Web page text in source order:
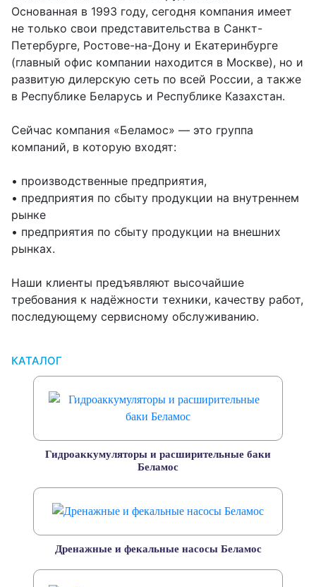
Основанная в 1993 году, сегодня компания имеет
не только свои представительства в Санкт-
Петербурге, Ростове-на-Дону и Екатеринбурге
(главный офис компании находится в Москве), но и
развитую дилерскую сеть по всей России, а также
в Республике Беларусь и Республике Казахстан.
Сейчас компания «Беламос» — это группа
компаний, в которую входят:
• производственные предприятия,
• предприятия по сбыту продукции на внутреннем
рынке
• предприятия по сбыту продукции на внешних
рынках.
Наши клиенты предъявляют высочайшие
требования к надёжности техники, качеству работ,
последующему сервисному обслуживанию.
КАТАЛОГ
Гидроаккумуляторы и расширительные баки
Беламос
Дренажные и фекальные насосы Беламос